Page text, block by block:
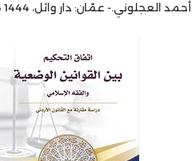
أحمد العجلوني.- عمّان: دار وائل، 1444 هـ، 2023 م.